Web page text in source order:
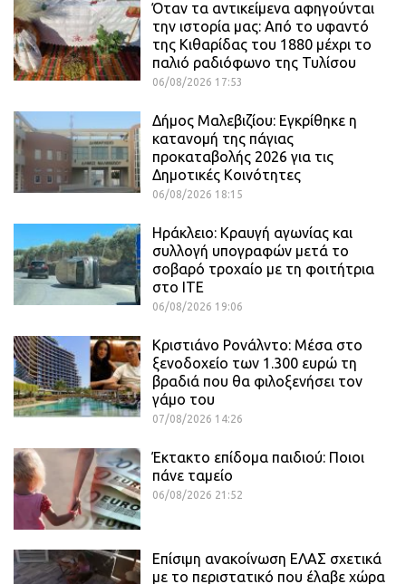
Όταν τα αντικείμενα αφηγούνται
την ιστορία μας: Από το υφαντό
της Κιθαρίδας του 1880 μέχρι το
παλιό ραδιόφωνο της Τυλίσου
06/08/2026 17:53
Δήμος Μαλεβιζίου: Εγκρίθηκε η
κατανομή της πάγιας
προκαταβολής 2026 για τις
Δημοτικές Κοινότητες
06/08/2026 18:15
Ηράκλειο: Κραυγή αγωνίας και
συλλογή υπογραφών μετά το
σοβαρό τροχαίο με τη φοιτήτρια
στο ΙΤΕ
06/08/2026 19:06
Κριστιάνο Ρονάλντο: Μέσα στο
ξενοδοχείο των 1.300 ευρώ τη
βραδιά που θα φιλοξενήσει τον
γάμο του
07/08/2026 14:26
Έκτακτο επίδομα παιδιού: Ποιοι
πάνε ταμείο
06/08/2026 21:52
Επίσιμη ανακοίνωση ΕΛΑΣ σχετικά
με το περιστατικό που έλαβε χώρα